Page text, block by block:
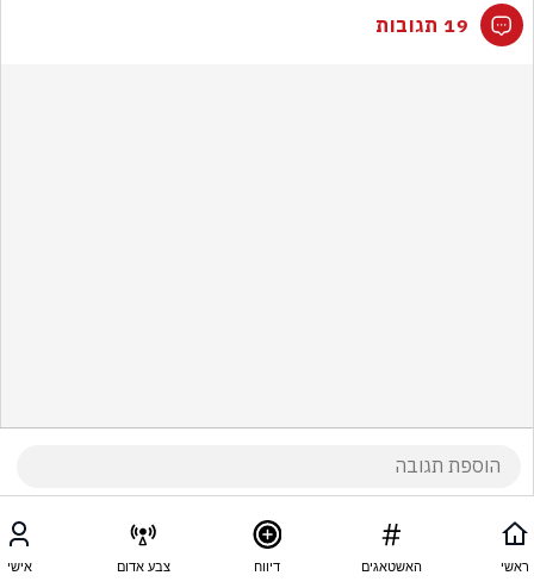
19 תגובות
ראשי האשטאגים דיווח צבע אדום אישי